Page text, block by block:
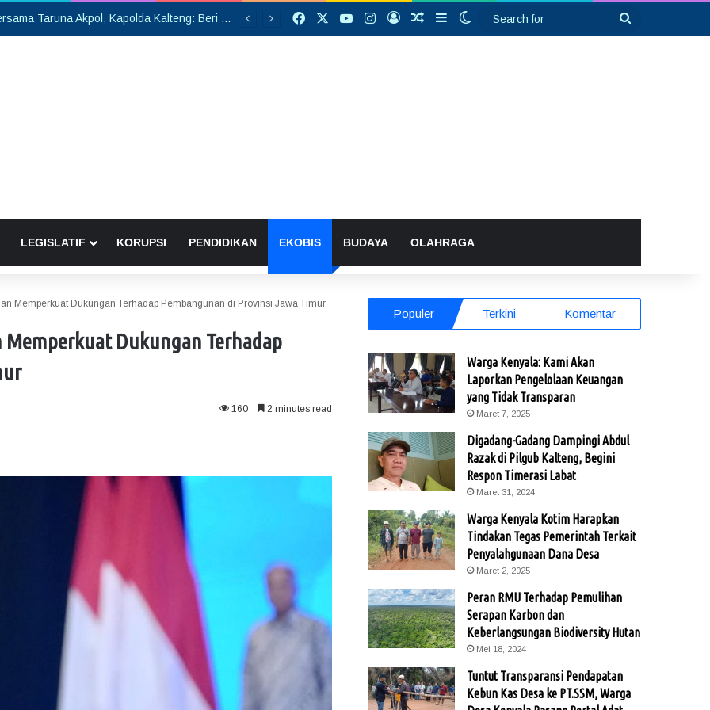
Silaturahmi Bersama Taruna Akpol, Kapolda Kalteng: Beri Manfaat Nyata dan Inspiratif Bagi Siswa di Sekolah Rakyat Facebook YouTubeInstagram
Log InRandom Article
SidebarSwitch skin
LEGISLATIF KORUPSI PENDIDIKAN EKOBIS BUDAYA OLAHRAGA
Memperkuat Dukungan Terhadap Pembangunan di Provinsi Jawa Timur
Dukungan Terhadap
160 2 minutes read
Populer Terkini Komentar
Warga Kenyala: Kami Akan
Laporkan Pengelolaan Keuangan
yang Tidak Transparan
Maret 7, 2025
Digadang-Gadang Dampingi Abdul
Razak di Pilgub Kalteng, Begini
Respon Timerasi Labat
Maret 31, 2024
Warga Kenyala Kotim Harapkan
Tindakan Tegas Pemerintah Terkait
Penyalahgunaan Dana Desa
Maret 2, 2025
Peran RMU Terhadap Pemulihan
Serapan Karbon dan
Keberlangsungan Biodiversity Hutan
Mei 18, 2024
Tuntut Transparansi Pendapatan
Kebun Kas Desa ke PT.SSM, Warga